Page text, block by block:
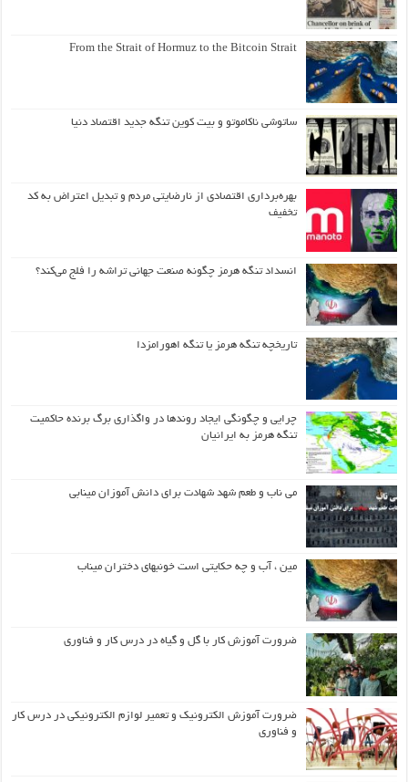
From the Strait of Hormuz to the Bitcoin Strait
ساتوشی ناکاموتو و بیت کوین تنگه جدید اقتصاد دنیا
بهره‌برداری اقتصادی از نارضایتی مردم و تبدیل اعتراض به کد
تخفیف
انسداد تنگه هرمز چگونه صنعت جهانی تراشه را فلج می‌کند؟
تاریخچه تنگه هرمز یا تنگه اهورامزدا
چرایی و چگونگی ایجاد روندها در واگذاری برگ برنده حاکمیت
تنگه هرمز به ایرانیان
می ناب و طعم شهد شهادت برای دانش آموزان مینابی
مین ، آب و چه حکایتی است خونبهای دختران میناب
ضرورت آموزش کار با گل و گیاه در درس کار و فناوری
ضرورت آموزش الکترونیک و تعمیر لوازم الکترونیکی در درس کار
و فناوری